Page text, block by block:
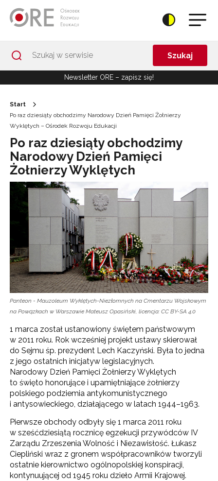
Szukaj
Newsletter ORE – zapisz się!
Start
Po raz dziesiąty obchodzimy Narodowy Dzień Pamięci Żołnierzy
Wyklętych – Ośrodek Rozwoju Edukacji
Po raz dziesiąty obchodzimy
Narodowy Dzień Pamięci
Żołnierzy Wyklętych
Panteon - Mauzoleum Wyklętych-Niezłomnych na Cmentarzu Wojskowym
na Powązkach w Warszawie Mateusz Opasiński, licencja: CC BY-SA 4.0
1 marca został ustanowiony świętem państwowym
w 2011 roku. Rok wcześniej projekt ustawy skierował
do Sejmu śp. prezydent Lech Kaczyński. Była to jedna
z jego ostatnich inicjatyw legislacyjnych.
Narodowy Dzień Pamięci Żołnierzy Wyklętych
to święto honorujące i upamiętniające żołnierzy
polskiego podziemia antykomunistycznego
i antysowieckiego, działającego w latach 1944–1963.
Pierwsze obchody odbyły się 1 marca 2011 roku
w sześćdziesiątą rocznicę egzekucji przywódców IV
Zarządu Zrzeszenia Wolność i Niezawisłość. Łukasz
Ciepliński wraz z gronem współpracowników tworzyli
ostatnie kierownictwo ogólnopolskiej konspiracji,
kontynuującej od 1945 roku dzieło Armii Krajowej.